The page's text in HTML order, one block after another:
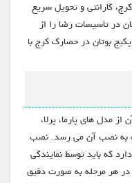
گارانتی و تحویل سریع
در تاسیسات رضا را از
بوتان در حصارک کرج با
مدل های پارما، پرلا،
به نصب آن می رسد. نصب
که باید توسط نمایندگی
هر مرحله به صورت دقیق